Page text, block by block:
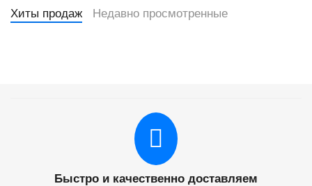
Хиты продаж Недавно просмотренные
Быстро и качественно доставляем